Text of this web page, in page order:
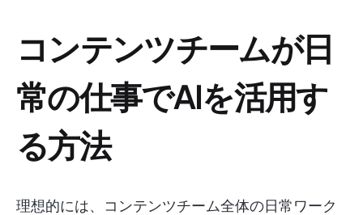
コンテンツチームが日
常の仕事でAIを活用す
る方法
理想的には、コンテンツチーム全体の日常ワーク